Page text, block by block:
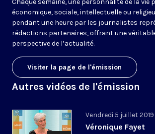
Chaque semaine, une personnalité de la vie
économique, sociale, intellectuelle ou
pendant une heure par les journalistes
rédactions partenaires, offrant une
perspective de l’actualité.
Visiter la page de l'émission
Autres vidéos de l'émission
Vendredi 5 juillet 2019
Véronique Fayet